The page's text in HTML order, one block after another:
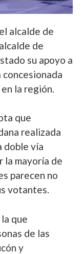
alcalde de
de
su apoyo a
la región.
que
realizada
doble vía
la mayoría de
parecen no
votantes.
que
de las
y